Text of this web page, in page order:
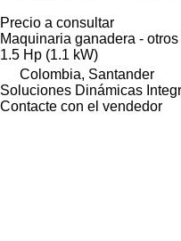
Precio a consultar
Maquinaria ganadera -
1.5 Hp (1.1 kW)
Colombia, Santander
Soluciones Dinámicas
Contacte con el vendedor